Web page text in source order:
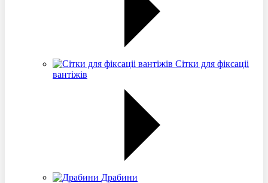
Сітки для фіксаціі
вантіжів
Драбини